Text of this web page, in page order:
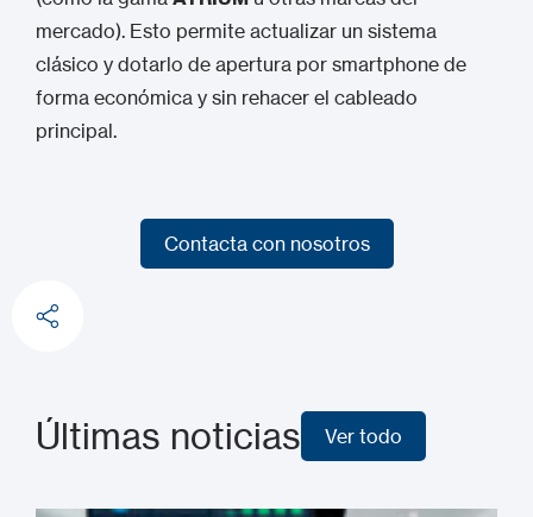
mercado). Esto permite actualizar un sistema
clásico y dotarlo de apertura por smartphone de
forma económica y sin rehacer el cableado
principal.
Contacta con nosotros
Últimas noticias Ver todo